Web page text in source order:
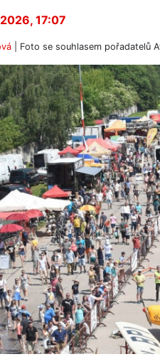
17:07
| Foto se souhlasem pořadatelů